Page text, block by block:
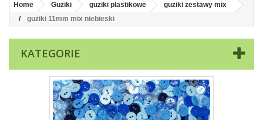
Home Guziki guziki plastikowe
guziki zestawy mix
guziki 11mm mix niebieski
KATEGORIE